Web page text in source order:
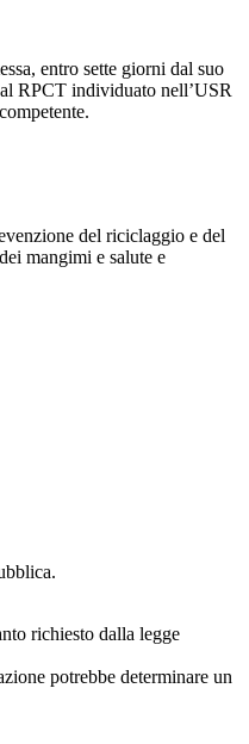
entro sette giorni dal suo
RPCT individuato nell’USR
del riciclaggio e del
mangimi e salute e
richiesto dalla legge
potrebbe determinare un